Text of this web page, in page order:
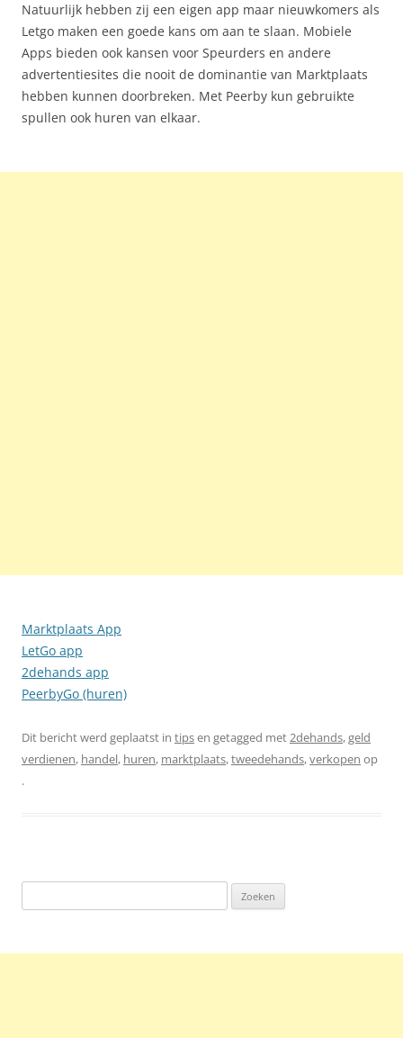
Natuurlijk hebben zij een eigen app maar nieuwkomers als
Letgo maken een goede kans om aan te slaan. Mobiele
Apps bieden ook kansen voor Speurders en andere
advertentiesites die nooit de dominantie van Marktplaats
hebben kunnen doorbreken. Met Peerby kun gebruikte
spullen ook huren van elkaar.
Marktplaats App
LetGo app
2dehands app
PeerbyGo (huren)
Dit bericht werd geplaatst in tipsen getagged met2dehands,geld
verdienen, handel, huren, marktplaats,tweedehands,verkopen op
.
naar: